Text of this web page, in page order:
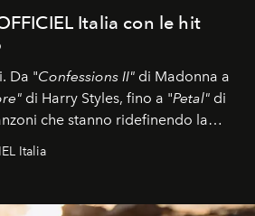
Italia con le hit
Da "Confessions II" di Madonna a
di Harry Styles, fino a "Petal" di
che stanno ridefinendo la
stagione.
Italia